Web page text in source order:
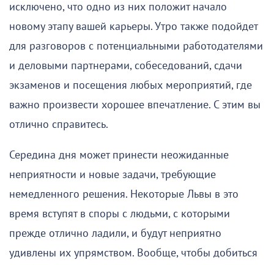
исключено, что одно из них положит начало
новому этапу вашей карьеры. Утро также подойдет
для разговоров с потенциальными работодателями
и деловыми партнерами, собеседований, сдачи
экзаменов и посещения любых мероприятий, где
важно произвести хорошее впечатление. С этим вы
отлично справитесь.
Середина дня может принести неожиданные
неприятности и новые задачи, требующие
немедленного решения. Некоторые Львы в это
время вступят в споры с людьми, с которыми
прежде отлично ладили, и будут неприятно
удивлены их упрямством. Вообще, чтобы добиться